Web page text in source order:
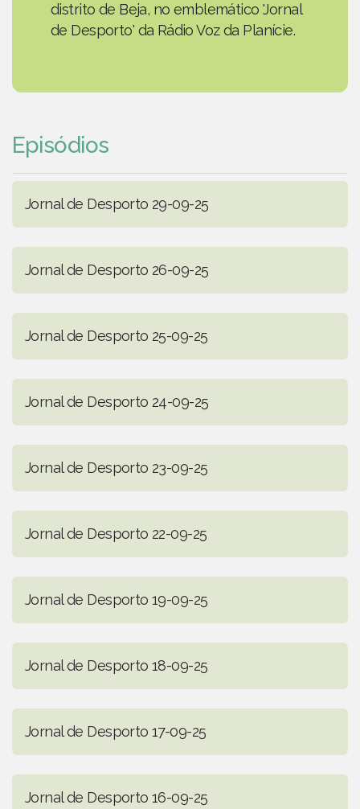
distrito de Beja, no emblemático 'Jornal
de Desporto' da Rádio Voz da Planície.
Episódios
Jornal de Desporto 29-09-25
Jornal de Desporto 26-09-25
Jornal de Desporto 25-09-25
Jornal de Desporto 24-09-25
Jornal de Desporto 23-09-25
Jornal de Desporto 22-09-25
Jornal de Desporto 19-09-25
Jornal de Desporto 18-09-25
Jornal de Desporto 17-09-25
Jornal de Desporto 16-09-25